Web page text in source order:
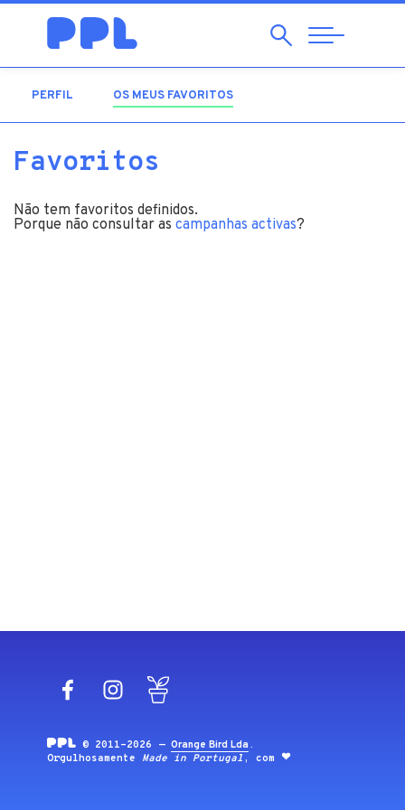
Pesquisar
Abrir
Navegação
PERFIL OS MEUS FAVORITOS
Favoritos
Não tem favoritos definidos.
Porque não consultar as campanhas activas?
FacebookInstagram
© 2011-2026 —Orange Bird Lda .
Orgulhosamente Made in Portugal , com